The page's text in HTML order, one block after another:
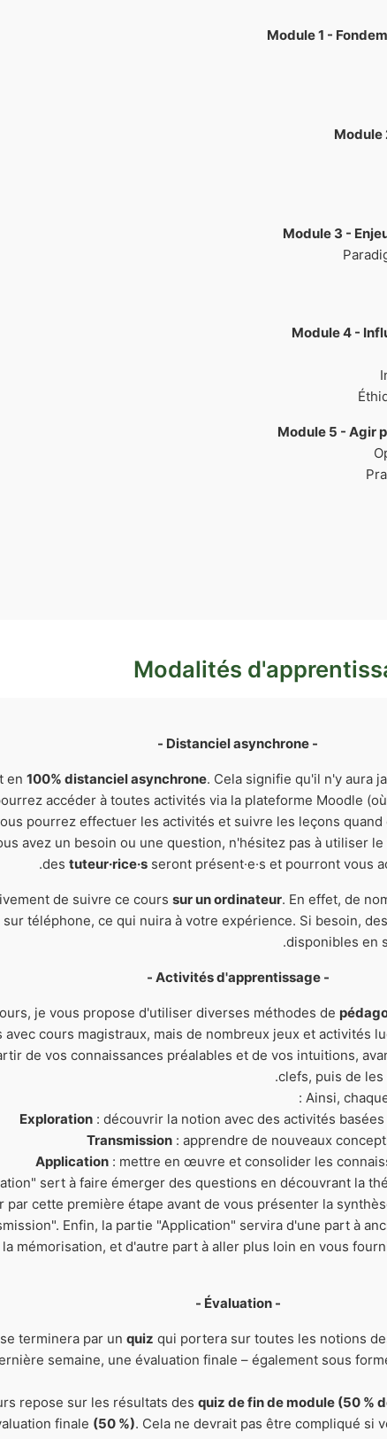
Module 1 -
Module
Module 3 -
Module 4 -
Module 5 - Agir
Modalités
- Distanciel asynchrone -
en100% distanciel asynchrone. Cela signifie qu'il n'y aura
accéder à toutes activités via la plateforme Moodle
pourrez effectuer les activités et suivre les leçons quand
avez un besoin ou une question, n'hésitez pas à utiliser le
destuteur·rice·s seront présent·e·s et pourront vous
de suivre ce courssur un ordinateur. En effet, de
sur téléphone, ce qui nuira à votre expérience. Si besoin,
disponibles en
.
- Activités d'apprentissage -
je vous propose d'utiliser diverses méthodes de
cours magistraux, mais de nombreux jeux et activités
de vos connaissances préalables et de vos intuitions,
clefs, puis de les
Ainsi,
Exploration : découvrir la notion avec des activités
Transmission : apprendre de nouveaux
Application : mettre en œuvre et consolider les
sert à faire émerger des questions en découvrant la
par cette première étape avant de vous présenter la
Enfin, la partie "Application" servira d'une part à
mémorisation, et d'autre part à aller plus loin en vous
- Évaluation -
terminera par unquiz qui portera sur toutes les notions
semaine, une évaluation finale – également sous
repose sur les résultats desquiz de fin de module (50 %
finale (50 %). Cela ne devrait pas être compliqué si